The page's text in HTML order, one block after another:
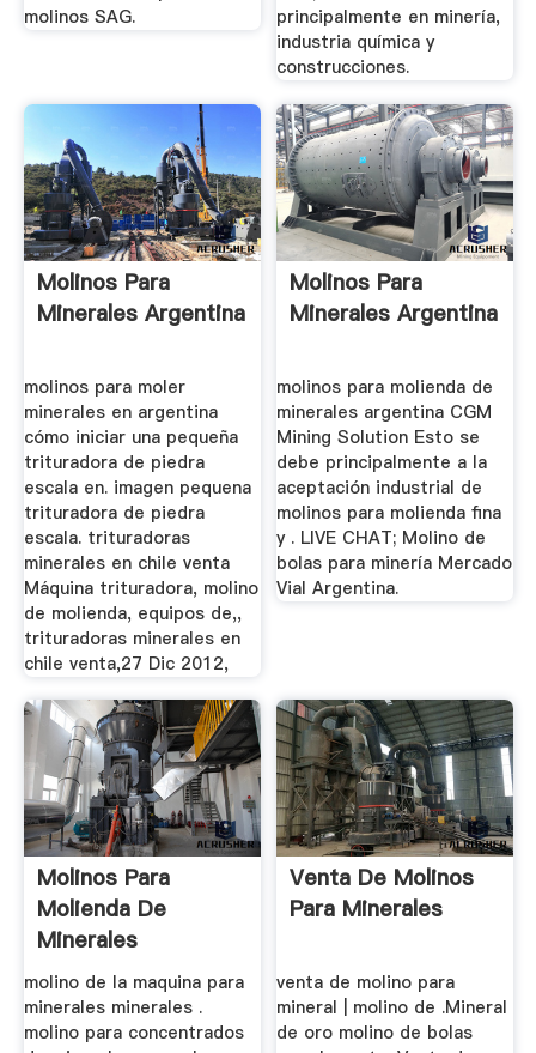
molinos SAG.
principalmente en minería,
industria química y
construcciones.
Molinos Para
Minerales Argentina
molinos para moler
minerales en argentina
cómo iniciar una pequeña
trituradora de piedra
escala en. imagen pequena
trituradora de piedra
escala. trituradoras
minerales en chile venta
Máquina trituradora, molino
de molienda, equipos de,,
trituradoras minerales en
chile venta,27 Dic 2012,
Molinos Para
Minerales Argentina
molinos para molienda de
minerales argentina CGM
Mining Solution Esto se
debe principalmente a la
aceptación industrial de
molinos para molienda fina
y . LIVE CHAT; Molino de
bolas para minería Mercado
Vial Argentina.
Molinos Para
Molienda De
Minerales
molino de la maquina para
minerales minerales .
molino para concentrados
Venta De Molinos
Para Minerales
venta de molino para
mineral | molino de .Mineral
de oro molino de bolas